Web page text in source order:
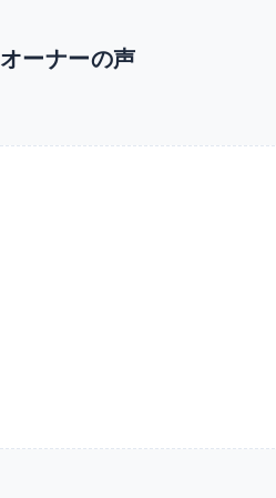
オーナーの声